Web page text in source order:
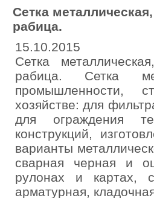
Сетка
рабица.
15.10.2015
Сетка
рабица. Сетка
промышленности,
хозяйстве: для
для ограждения
конструкций,
варианты
сварная черная и
рулонах и картах,
арматурная,